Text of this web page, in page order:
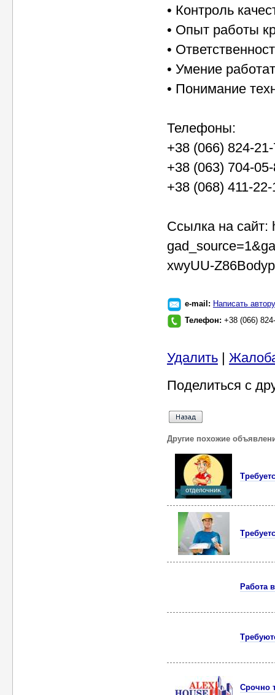
• Контроль
• Опыт работы
•
• Умение
• Понимание
Телефоны:
+38 (066) 824-
+38 (063) 704-
+38 (068) 411-22-
Ссылка на сайт:
xwyUU-
e-mail: Написать автору
Телефон: +38 (066)
Удалить |
Поделиться с
Другие похожие
Работа
Срочно